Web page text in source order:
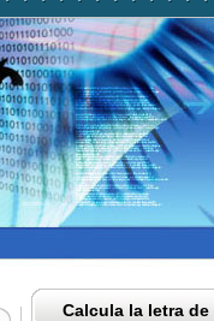
Calcula la letra de